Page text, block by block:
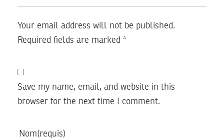
Your email address will not be published.
Required fields are marked *
Save my name, email, and website in this
browser for the next time I comment.
Nom(requis)